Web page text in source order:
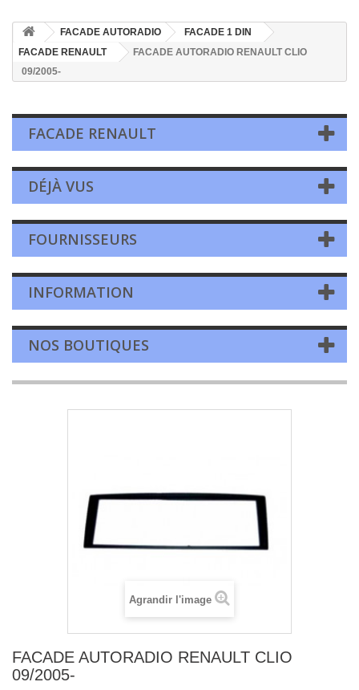
FACADE AUTORADIO
FACADE 1 DIN
FACADE RENAULT
FACADE AUTORADIO RENAULT CLIO
09/2005-
FACADE RENAULT
DÉJÀ VUS
FOURNISSEURS
INFORMATION
NOS BOUTIQUES
Agrandir l'image
FACADE AUTORADIO RENAULT CLIO
09/2005-